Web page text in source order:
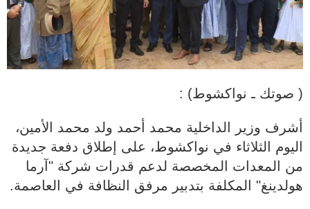
( صوتك ـ نواكشوط) :
أشرف وزير الداخلية محمد أحمد ولد محمد الأمين،
اليوم الثلاثاء في نواكشوط، على إطلاق دفعة جديدة
من المعدات المخصصة لدعم قدرات شركة "آرما
هولدينغ" المكلفة بتدبير مرفق النظافة في العاصمة.